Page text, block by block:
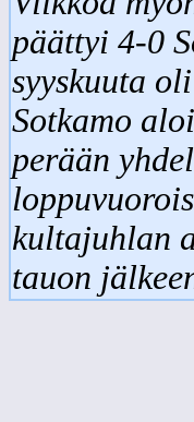
päättyi 4-0
syyskuuta
Sotkamo
perään
kultajuhlan
tauon